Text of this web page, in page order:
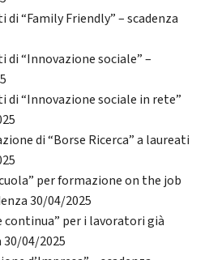
“Family Friendly” – scadenza
di “Innovazione sociale” –
di “Innovazione sociale in rete”
di “Borse Ricerca” a laureati
per formazione on the job
30/04/2025
continua” per i lavoratori già
30/04/2025